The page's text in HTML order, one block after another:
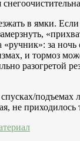
в ямки.
за ночь
и тормоз
разогретой
не приходилось